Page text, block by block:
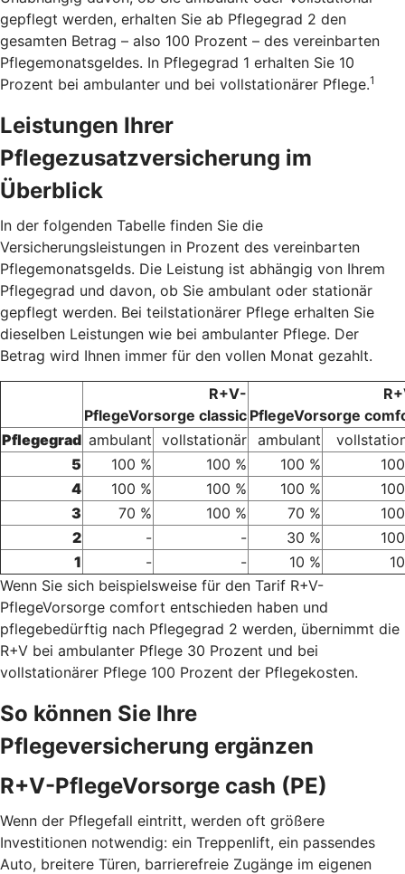
gepflegt werden, erhalten Sie ab Pflegegrad 2 den
gesamten Betrag – also 100 Prozent – des vereinbarten
Pflegemonatsgeldes. In Pflegegrad 1 erhalten Sie 10
Prozent bei ambulanter und bei vollstationärer Pflege.1
Leistungen Ihrer
Pflegezusatzversicherung im
Überblick
In der folgenden Tabelle finden Sie die
Versicherungsleistungen in Prozent des vereinbarten
Pflegemonatsgelds. Die Leistung ist abhängig von Ihrem
Pflegegrad und davon, ob Sie ambulant oder stationär
gepflegt werden. Bei teilstationärer Pflege erhalten Sie
dieselben Leistungen wie bei ambulanter Pflege. Der
Betrag wird Ihnen immer für den vollen Monat gezahlt.
R+V-
PflegeVorsorge classic PflegeVorsorge
Pflegegrad ambulant vollstationär ambulant
5
100 % 100 % 100 %
4
100 % 100 % 100 %
3
70 % 100 % 70 %
2
- - 30 %
1
- - 10 %
Wenn Sie sich beispielsweise für den Tarif R+V-
PflegeVorsorge comfort entschieden haben und
pflegebedürftig nach Pflegegrad 2 werden, übernimmt die
R+V bei ambulanter Pflege 30 Prozent und bei
vollstationärer Pflege 100 Prozent der Pflegekosten.
So können Sie Ihre
Pflegeversicherung ergänzen
R+V-PflegeVorsorge cash (PE)
Wenn der Pflegefall eintritt, werden oft größere
Investitionen notwendig: ein Treppenlift, ein passendes
Auto, breitere Türen, barrierefreie Zugänge im eigenen